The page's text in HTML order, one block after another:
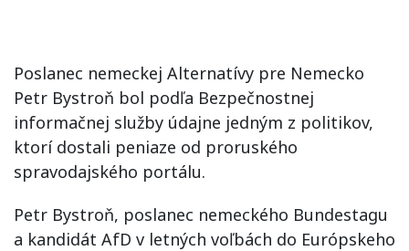
Poslanec nemeckej Alternatívy pre Nemecko
Petr Bystroň bol podľa Bezpečnostnej
informačnej služby údajne jedným z politikov,
ktorí dostali peniaze od proruského
spravodajského portálu.
Petr Bystroň, poslanec nemeckého Bundestagu
a kandidát AfD v letných voľbách do Európskeho